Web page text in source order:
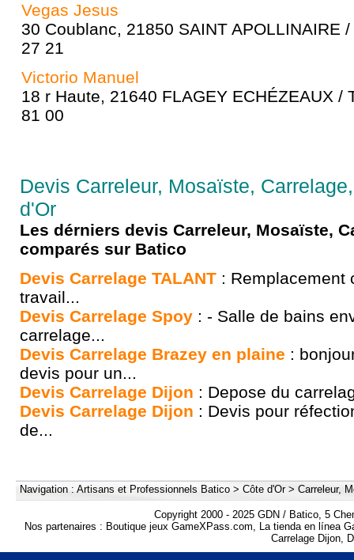
Vegas Jesus
30 Coublanc, 21850 SAINT APOLLINAIRE
27 21
Victorio Manuel
18 r Haute, 21640 FLAGEY ECHÉZEAUX /
81 00
Devis Carreleur, Mosaïste,
d'Or
Les dérniers devis Carreleur, Mosaïste,
comparés sur Batico
Devis Carrelage TALANT : Remplacement
travail...
Devis Carrelage Spoy : - Salle de bains
carrelage...
Devis Carrelage Brazey en plaine :
devis pour un...
Devis Carrelage Dijon : Depose du
Devis Carrelage Dijon : Devis pour
de...
Navigation : Artisans et Professionnels Batico > Côte d'Or> Carreleur,
Copyright 2000 - 2025 GDN / Batico, 5
Nos partenaires : Boutique jeux GameXPass.com, La tienda en línea
Carrelage Dijon,